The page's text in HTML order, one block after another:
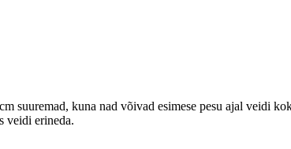
suuremad, kuna nad võivad esimese pesu ajal veidi
veidi erineda.